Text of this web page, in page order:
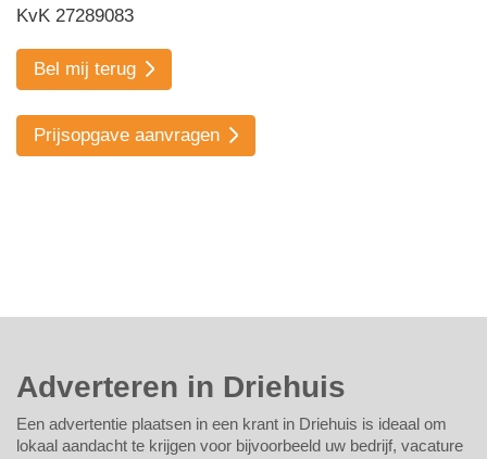
KvK 27289083
Bel mij terug
Prijsopgave aanvragen
Adverteren in Driehuis
Een advertentie plaatsen in een krant in Driehuis is ideaal om
lokaal aandacht te krijgen voor bijvoorbeeld uw bedrijf, vacature